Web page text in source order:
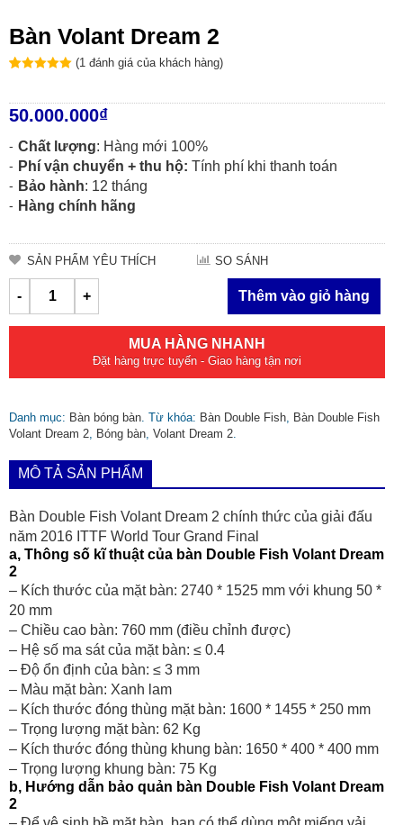
Bàn Volant Dream 2
chọn của
khách hàng
(1 đánh giá của khách hàng)
50.000.000₫
Chất lượng: Hàng mới 100%
Phí vận chuyển + thu hộ: Tính phí khi thanh toán
Bảo hành: 12 tháng
Hàng chính hãng
SẢN PHẨM YÊU THÍCH SO SÁNH
- + Thêm vào giỏ hàng
MUA HÀNG NHANH
Đặt hàng trực tuyến - Giao hàng tận nơi
Danh mục: Bàn bóng bàn Từ khóa: Bàn Double Fish Bàn Double Fish
Volant Dream 2 Bóng bàn Volant Dream 2
MÔ TẢ SẢN PHẨM
Bàn Double Fish Volant Dream 2 chính thức của giải đấu
năm 2016 ITTF World Tour Grand Final
a, Thông số kĩ thuật của bàn Double Fish Volant Dream
2
– Kích thước của mặt bàn: 2740 * 1525 mm với khung 50 *
20 mm
– Chiều cao bàn: 760 mm (điều chỉnh được)
– Hệ số ma sát của mặt bàn: ≤ 0.4
– Độ ổn định của bàn: ≤ 3 mm
– Màu mặt bàn: Xanh lam
– Kích thước đóng thùng mặt bàn: 1600 * 1455 * 250 mm
– Trọng lượng mặt bàn: 62 Kg
– Kích thước đóng thùng khung bàn: 1650 * 400 * 400 mm
– Trọng lượng khung bàn: 75 Kg
b, Hướng dẫn bảo quản bàn Double Fish Volant Dream
2